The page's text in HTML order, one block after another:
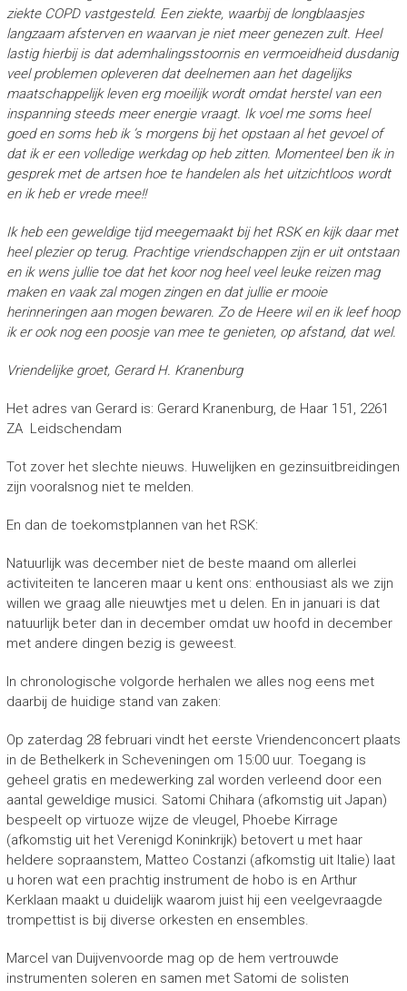
ziekte COPD vastgesteld. Een ziekte, waarbij de longblaasjes
langzaam afsterven en waarvan je niet meer genezen zult. Heel
lastig hierbij is dat ademhalingsstoornis en vermoeidheid dusdanig
veel problemen opleveren dat deelnemen aan het dagelijks
maatschappelijk leven erg moeilijk wordt omdat herstel van een
inspanning steeds meer energie vraagt. Ik voel me soms heel
goed en soms heb ik ’s morgens bij het opstaan al het gevoel of
dat ik er een volledige werkdag op heb zitten. Momenteel ben ik in
gesprek met de artsen hoe te handelen als het uitzichtloos wordt
en ik heb er vrede mee!!
Ik heb een geweldige tijd meegemaakt bij het RSK en kijk daar met
heel plezier op terug. Prachtige vriendschappen zijn er uit ontstaan
en ik wens jullie toe dat het koor nog heel veel leuke reizen mag
maken en vaak zal mogen zingen en dat jullie er mooie
herinneringen aan mogen bewaren. Zo de Heere wil en ik leef hoop
ik er ook nog een poosje van mee te genieten, op afstand, dat wel.
Vriendelijke groet, Gerard H. Kranenburg
Het adres van Gerard is: Gerard Kranenburg, de Haar 151, 2261
ZA Leidschendam
Tot zover het slechte nieuws. Huwelijken en gezinsuitbreidingen
zijn vooralsnog niet te melden.
En dan de toekomstplannen van het RSK:
Natuurlijk was december niet de beste maand om allerlei
activiteiten te lanceren maar u kent ons: enthousiast als we zijn
willen we graag alle nieuwtjes met u delen. En in januari is dat
natuurlijk beter dan in december omdat uw hoofd in december
met andere dingen bezig is geweest.
In chronologische volgorde herhalen we alles nog eens met
daarbij de huidige stand van zaken:
Op zaterdag 28 februari vindt het eerste Vriendenconcert plaats
in de Bethelkerk in Scheveningen om 15:00 uur. Toegang is
geheel gratis en medewerking zal worden verleend door een
aantal geweldige musici. Satomi Chihara (afkomstig uit Japan)
bespeelt op virtuoze wijze de vleugel, Phoebe Kirrage
(afkomstig uit het Verenigd Koninkrijk) betovert u met haar
heldere sopraanstem, Matteo Costanzi (afkomstig uit Italie) laat
u horen wat een prachtig instrument de hobo is en Arthur
Kerklaan maakt u duidelijk waarom juist hij een veelgevraagde
trompettist is bij diverse orkesten en ensembles.
Marcel van Duijvenvoorde mag op de hem vertrouwde
instrumenten soleren en samen met Satomi de solisten